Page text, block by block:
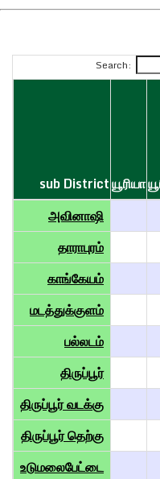
Search:
sub Districtயூரியா
sub District
அவினாஷி
தாராபுரம்
காங்கேயம்
மடத்துக்குளம்
பல்லடம்
திருப்பூர்
திருப்பூர் வடக்கு
திருப்பூர் தெற்கு
உடுமலைபேட்டை
sub District
அவினாஷி
தாராபுரம்
காங்கேயம்
மடத்துக்குளம்
பல்லடம்
திருப்பூர்
திருப்பூர் வடக்கு
திருப்பூர் தெற்கு
உடுமலைபேட்டை